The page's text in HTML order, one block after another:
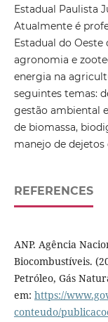
Estadual Paulista
Atualmente é
Estadual do Oeste
agronomia e
energia na
seguintes temas:
gestão ambiental
de biomassa,
manejo de
REFERENCES
ANP. Agência
Biocombustíveis.
Petróleo, Gás
em: https://
conteudo/